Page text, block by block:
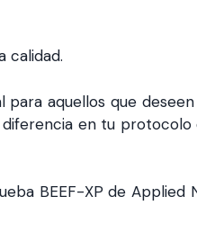
calidad.
para aquellos que
en tu
BEEF-XP de Applied